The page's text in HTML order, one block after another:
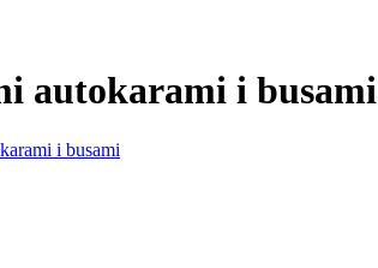
autokarami i busami
i busami